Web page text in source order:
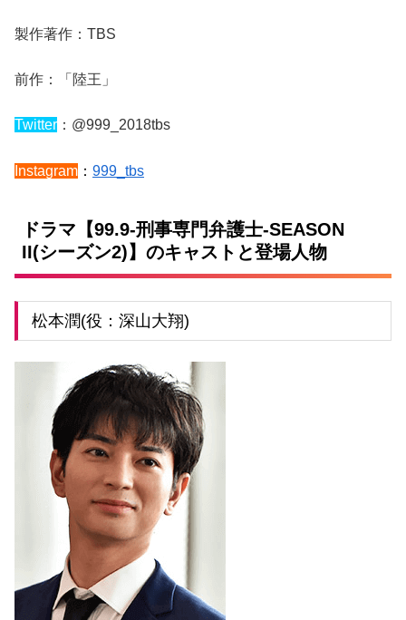
製作著作：TBS
前作：「陸王」
Twitter ：@999_2018tbs
Instagram ： 999_tbs
ドラマ【99.9-刑事専門弁護士-SEASON
II(シーズン2)】のキャストと登場人物
松本潤(役：深山大翔)